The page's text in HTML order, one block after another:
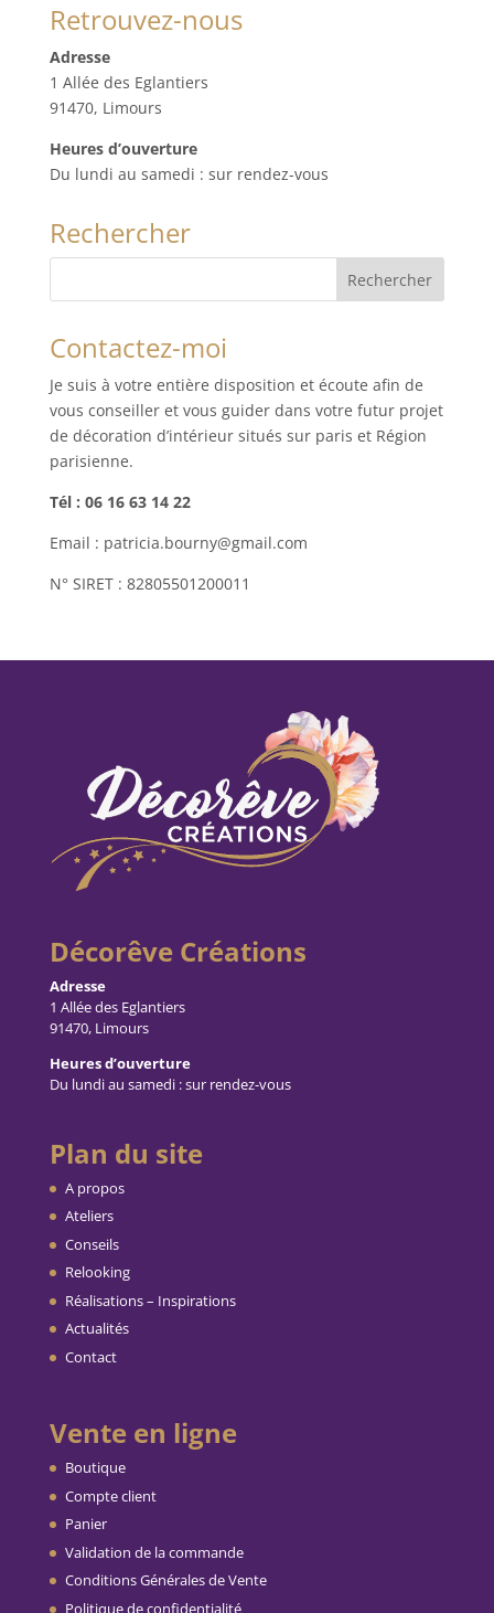
Retrouvez-nous
Adresse
1 Allée des Eglantiers
91470, Limours
Heures d’ouverture
Du lundi au samedi : sur rendez-vous
Rechercher
Contactez-moi
Je suis à votre entière disposition et écoute afin de
vous conseiller et vous guider dans votre futur projet
de décoration d’intérieur situés sur paris et Région
parisienne.
Tél : 06 16 63 14 22
Email : patricia.bourny@gmail.com
N° SIRET : 82805501200011
Décorêve Créations
Adresse
1 Allée des Eglantiers
91470, Limours
Heures d’ouverture
Du lundi au samedi : sur rendez-vous
Plan du site
A propos
Ateliers
Conseils
Relooking
Réalisations – Inspirations
Actualités
Contact
Vente en ligne
Boutique
Compte client
Panier
Validation de la commande
Conditions Générales de Vente
Politique de confidentialité